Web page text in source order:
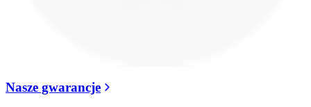
Nasze gwarancje